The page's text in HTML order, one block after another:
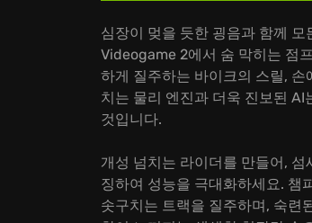
심장이 멎을 듯한 굉음과 함께
Videogame 2에서 숨 막히는 점
하게 질주하는 바이크의 스릴,
치는 물리 엔진과 더욱 진보된 AI
것입니다.
개성 넘치는 라이더를 만들어,
징하여 성능을 극대화하세요. 챔
솟구치는 트랙을 질주하며, 숙련